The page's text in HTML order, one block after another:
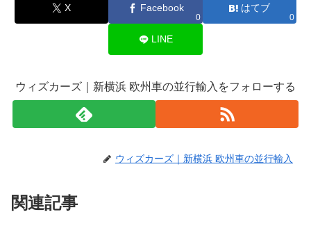
X Facebook
0
はてブ
0
LINE
ウィズカーズ｜新横浜 欧州車の並行輸入をフォローする
ウィズカーズ｜新横浜 欧州車の並行輸入
関連記事